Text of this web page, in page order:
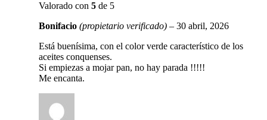
Valorado con5 de 5
Bonifacio(propietario verificado) – 30 abril, 2026
Está buenísima, con el color verde característico de los
aceites conquenses.
Si empiezas a mojar pan, no hay parada !!!!!
Me encanta.